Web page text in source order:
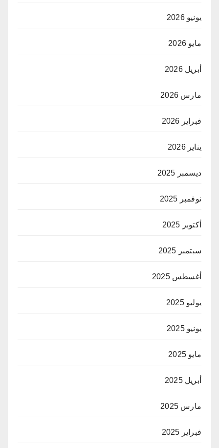
يونيو 2026
مايو 2026
أبريل 2026
مارس 2026
فبراير 2026
يناير 2026
ديسمبر 2025
نوفمبر 2025
أكتوبر 2025
سبتمبر 2025
أغسطس 2025
يوليو 2025
يونيو 2025
مايو 2025
أبريل 2025
مارس 2025
فبراير 2025